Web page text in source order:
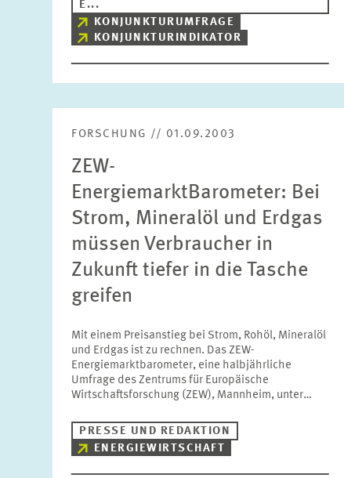
E...
KONJUNKTURUMFRAGE
KONJUNKTURINDIKATOR
FORSCHUNG // 01.09.2003
ZEW-
EnergiemarktBarometer: Bei
Strom, Mineralöl und Erdgas
müssen Verbraucher in
Zukunft tiefer in die Tasche
greifen
Mit einem Preisanstieg bei Strom, Rohöl, Mineralöl
und Erdgas ist zu rechnen. Das ZEW-
Energiemarktbarometer, eine halbjährliche
Umfrage des Zentrums für Europäische
Wirtschaftsforschung (ZEW), Mannheim, unter…
PRESSE UND REDAKTION
ENERGIEWIRTSCHAFT